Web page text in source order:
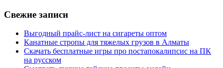
Свежие записи
Выгодный прайс-лист на сигареты оптом
Канатные стропы для тяжелых грузов в Алматы
Скачать бесплатные игры про постапокалипсис на ПК
на русском